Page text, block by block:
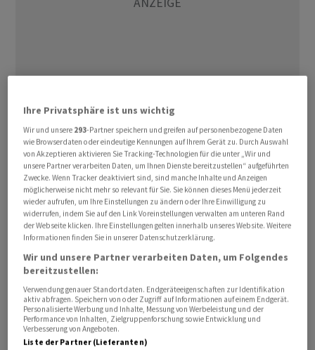
Bis um 09.55 Uhr sacken die Aktien um 18,9 Prozent auf
213 Franken ab, während der Gesamtmarkt (SPI) 0,9
Prozent im Minus steht. Damit weiten die Papiere ihr
Minus im bisherigen Jahresverlauf auf 23 Prozent aus.
Marktteilnehmer sprechen von einer «klar negativen»
Nachricht, was entsprechend so auch vom Markt
aufgenommen werde. Dabei konzentriert sich das
Problem auf das margenstarke Segment Automated
Products, während gleichzeitig höhere Kosten für
Wachstumsinitiativen angefallen sind.
Insgesamt scheine sich der Umsatz aber weiterhin stark
Ihre Privatsphäre ist uns wichtig
Wir und unsere 293-Partner speichern und greifen auf personenbezogene Daten
wie Browserdaten oder eindeutige Kennungen auf Ihrem Gerät zu. Durch Auswahl
von Akzeptieren aktivieren Sie Tracking-Technologien für die unter „Wir und
unsere Partner verarbeiten Daten, um Ihnen Dienste bereitzustellen“ aufgeführten
Zwecke. Wenn Tracker deaktiviert sind, sind manche Inhalte und Anzeigen
möglicherweise nicht mehr so relevant für Sie. Sie können dieses Menü jederzeit
wieder aufrufen, um Ihre Einstellungen zu ändern oder Ihre Einwilligung zu
widerrufen, indem Sie auf den Link Voreinstellungen verwalten am unteren Rand
der Webseite klicken. Ihre Einstellungen gelten innerhalb unseres Website. Weitere
Informationen finden Sie in unserer Datenschutzerklärung.
Wir und unsere Partner verarbeiten Daten, um Folgendes
bereitzustellen:
Verwendung genauer Standortdaten. Endgeräteeigenschaften zur Identifikation
aktiv abfragen. Speichern von oder Zugriff auf Informationen auf einem Endgerät.
Personalisierte Werbung und Inhalte, Messung von Werbeleistung und der
Performance von Inhalten, Zielgruppenforschung sowie Entwicklung und
Verbesserung von Angeboten.
Liste der Partner (Lieferanten)